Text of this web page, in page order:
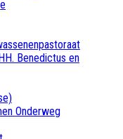
Benedictus en
Onderweg